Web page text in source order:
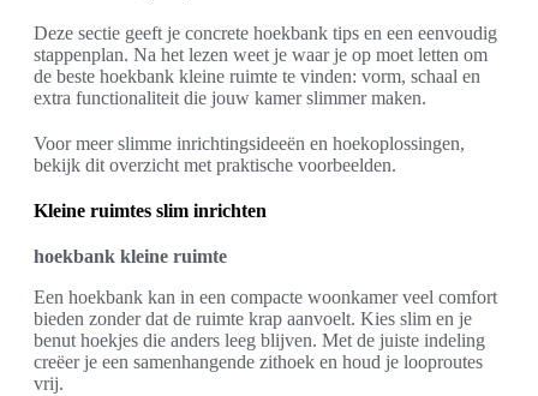
Deze sectie geeft je concrete hoekbank tips en een eenvoudig
stappenplan. Na het lezen weet je waar je op moet letten om
de beste hoekbank kleine ruimte te vinden: vorm, schaal en
extra functionaliteit die jouw kamer slimmer maken.
Voor meer slimme inrichtingsideeën en hoekoplossingen,
bekijk dit overzicht met praktische voorbeelden.
Kleine ruimtes slim inrichten
hoekbank kleine ruimte
Een hoekbank kan in een compacte woonkamer veel comfort
bieden zonder dat de ruimte krap aanvoelt. Kies slim en je
benut hoekjes die anders leeg blijven. Met de juiste indeling
creëer je een samenhangende zithoek en houd je looproutes
vrij.